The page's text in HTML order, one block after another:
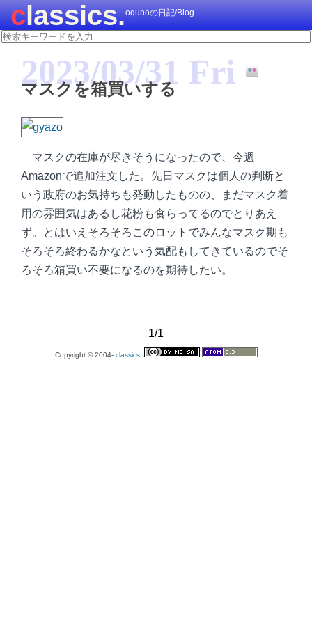
classics.oqunoの日記/Blog
2023/03/31 Fri
マスクを箱買いする
マスクの在庫が尽きそうになったので、今週
Amazonで追加注文した。先日マスクは個人の判断と
いう政府のお気持ちも発動したものの、まだマスク着
用の雰囲気はあるし花粉も食らってるのでとりあえ
ず。とはいえそろそろこのロットでみんなマスク期も
そろそろ終わるかなという気配もしてきているのでそ
ろそろ箱買い不要になるのを期待したい。
1/1
Copyright © 2004- classics.